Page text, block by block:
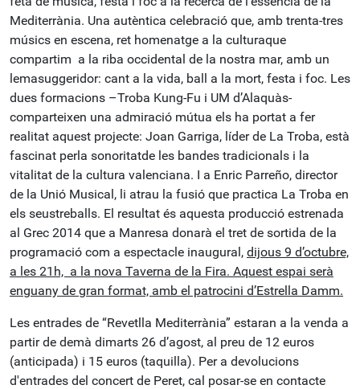
Mediterrània. Una autèntica celebració que, amb trenta-tres
músics en escena, ret homenatge a la culturaque
compartim a la riba occidental de la nostra mar, amb un
lemasuggeridor: cant a la vida, ball a la mort, festa i foc. Les
dues formacions –Troba Kung-Fu i UM d’Alaquàs-
comparteixen una admiració mútua els ha portat a fer
realitat aquest projecte: Joan Garriga, líder de La Troba, està
fascinat perla sonoritatde les bandes tradicionals i la
vitalitat de la cultura valenciana. I a Enric Parreño, director
de la Unió Musical, li atrau la fusió que practica La Troba en
els seustreballs. El resultat és aquesta producció estrenada
al Grec 2014 que a Manresa donarà el tret de sortida de la
programació com a espectacle inaugural, dijous 9 d’octubre,
a les 21h, a la nova Taverna de la Fira. Aquest espai serà
enguany de gran format, amb el patrocini d’Estrella Damm.
Les entrades de “Revetlla Mediterrània” estaran a la venda a
partir de demà dimarts 26 d’agost, al preu de 12 euros
(anticipada) i 15 euros (taquilla). Per a devolucions
d'entrades del concert de Peret, cal posar-se en contacte